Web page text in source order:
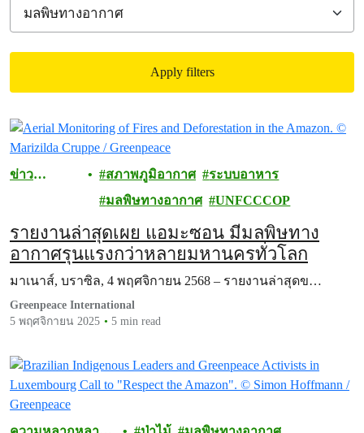
Apply filters
Filtered results
ข่าว
สภาพภูมิอากาศ
ระบบอาหาร
มลพิษทางอากาศ
UNFCCCOP
รายงานล่าสุดเผย แอมะซอน มีมลพิษทาง
อากาศรุนแรงกว่าหลายมหานครทั่วโลก
มาเนาส์, บราซิล, 4 พฤศจิกายน 2568 – รายงานล่าสุดข…
Greenpeace International
5 พฤศจิกายน 2025
5 min read